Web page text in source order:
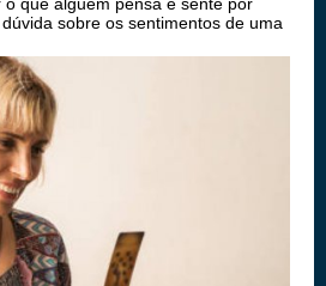
sobre os sentimentos de uma
a...